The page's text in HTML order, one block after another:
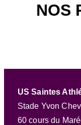
NOS
US Saintes
Stade Yvon
60 cours du